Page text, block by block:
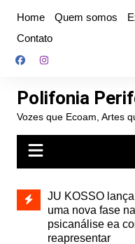
conteúdo
Home Quem somos
Contato
Polifonia
Vozes que Ecoam, Artes
e abre
autoral,
Projota relança a
de 2010, nas